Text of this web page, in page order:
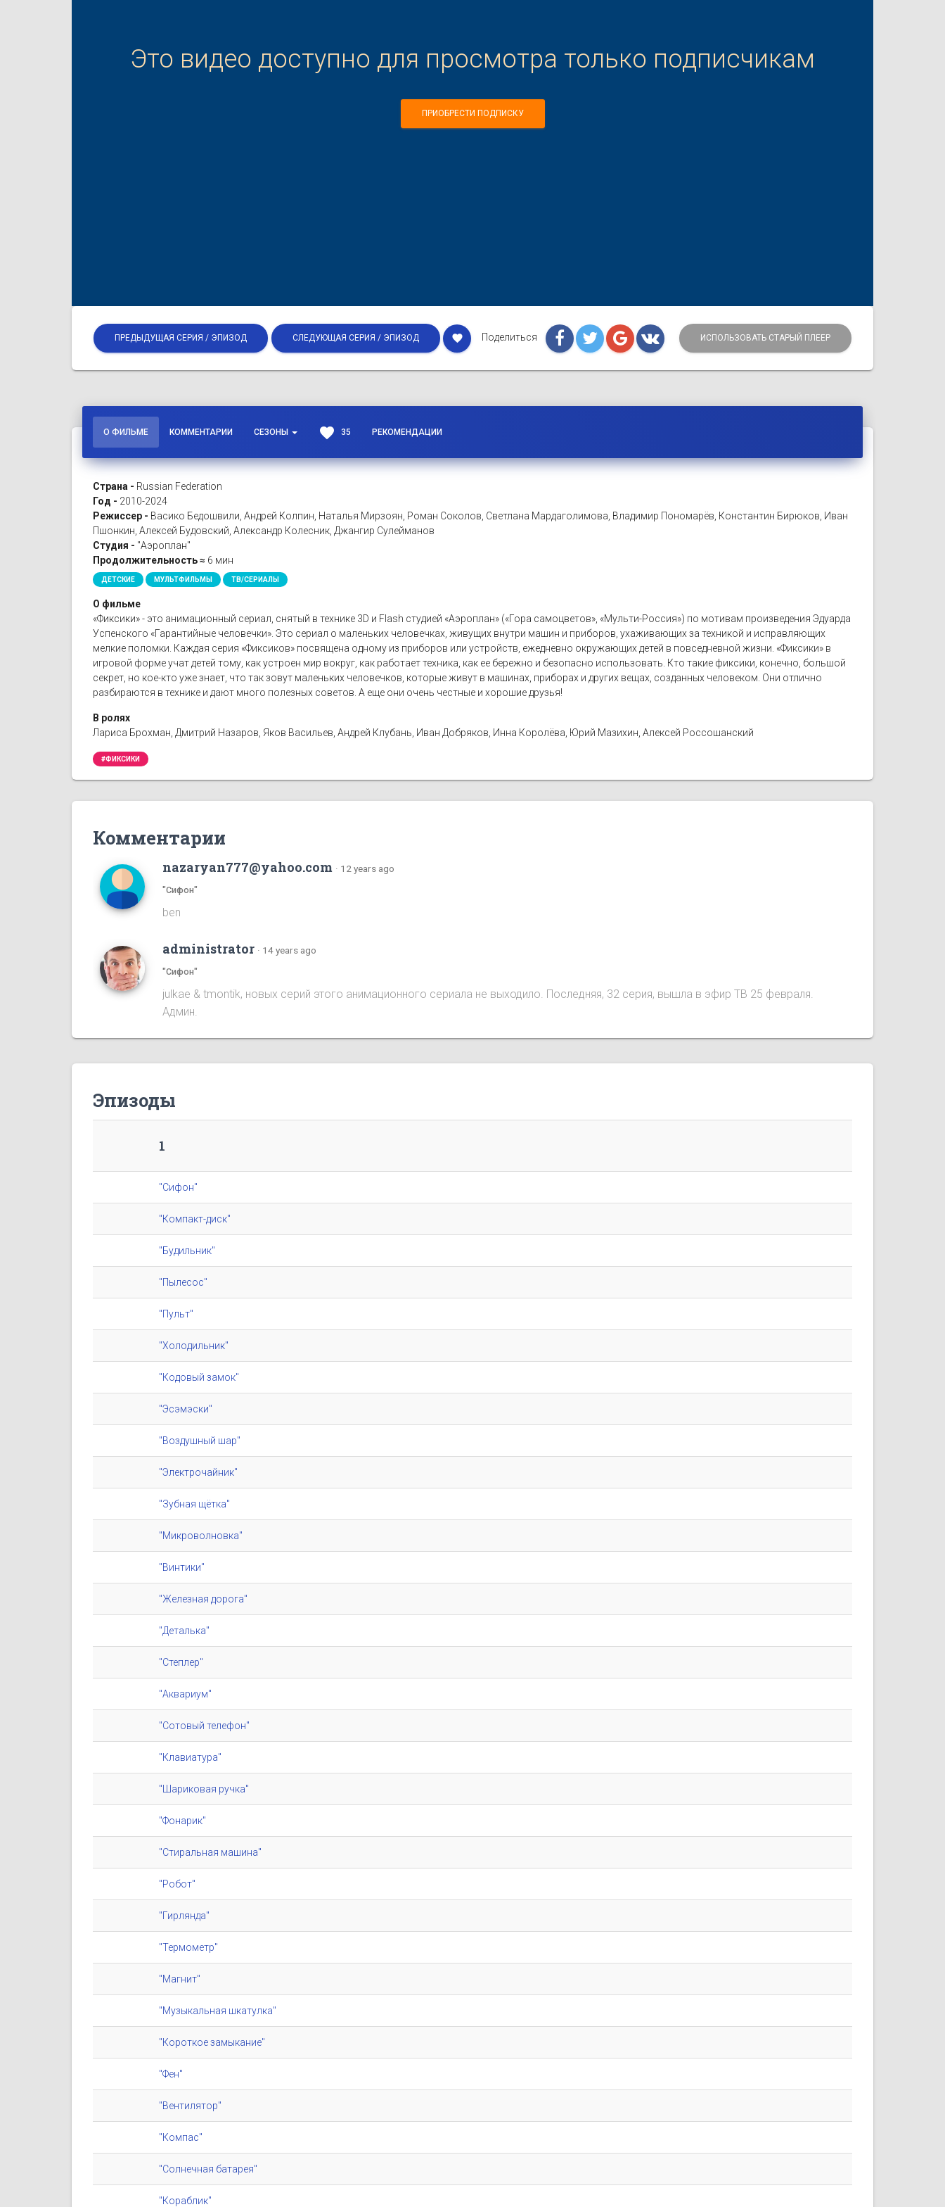
Это видео доступно для просмотра только подписчикам
ПРИОБРЕСТИ ПОДПИСКУ
ПРЕДЫДУЩАЯ СЕРИЯ / ЭПИЗОД СЛЕДУЮЩАЯ СЕРИЯ / ЭПИЗОД favorite Поделиться ИСПОЛЬЗОВАТЬ СТАРЫЙ ПЛЕЕР
О ФИЛЬМЕ КОММЕНТАРИИ СЕЗОНЫ favorite 35 РЕКОМЕНДАЦИИ
Страна - Russian Federation
Год - 2010-2024
Режиссер - Васико Бедошвили, Андрей Колпин, Наталья Мирзоян, Роман Соколов, Светлана Мардаголимова, Владимир Пономарёв, Константин Бирюков, Иван
Пшонкин, Алексей Будовский, Александр Колесник, Джангир Сулейманов
Студия - "Аэроплан"
Продолжительность ≈ 6 мин
ДЕТСКИЕ МУЛЬТФИЛЬМЫ ТВ/СЕРИАЛЫ
О фильме
«Фиксики» - это анимационный сериал, снятый в технике 3D и Flash студией «Аэроплан» («Гора самоцветов», «Мульти-Россия») по мотивам произведения Эдуарда
Успенского «Гарантийные человечки». Это сериал о маленьких человечках, живущих внутри машин и приборов, ухаживающих за техникой и исправляющих
мелкие поломки. Каждая серия «Фиксиков» посвящена одному из приборов или устройств, ежедневно окружающих детей в повседневной жизни. «Фиксики» в
игровой форме учат детей тому, как устроен мир вокруг, как работает техника, как ее бережно и безопасно использовать. Кто такие фиксики, конечно, большой
секрет, но кое-кто уже знает, что так зовут маленьких человечков, которые живут в машинах, приборах и других вещах, созданных человеком. Они отлично
разбираются в технике и дают много полезных советов. А еще они очень честные и хорошие друзья!
В ролях
Лариса Брохман, Дмитрий Назаров, Яков Васильев, Андрей Клубань, Иван Добряков, Инна Королёва, Юрий Мазихин, Алексей Россошанский
#ФИКСИКИ
Комментарии
nazaryan777@yahoo.com · 12 years ago
"Сифон"
ben
administrator · 14 years ago
"Сифон"
julkae & tmontik, новых серий этого анимационного сериала не выходило. Последняя, 32 серия, вышла в эфир ТВ 25 февраля.
Админ.
Эпизоды
1
"Сифон"
"Компакт-диск"
"Будильник"
"Пылесос"
"Пульт"
"Холодильник"
"Кодовый замок"
"Эсэмэски"
"Воздушный шар"
"Электрочайник"
"Зубная щётка"
"Микроволновка"
"Винтики"
"Железная дорога"
"Деталька"
"Степлер"
"Аквариум"
"Сотовый телефон"
"Клавиатура"
"Шариковая ручка"
"Фонарик"
"Стиральная машина"
"Робот"
"Гирлянда"
"Термометр"
"Магнит"
"Музыкальная шкатулка"
"Короткое замыкание"
"Фен"
"Вентилятор"
"Компас"
"Солнечная батарея"
"Кораблик"